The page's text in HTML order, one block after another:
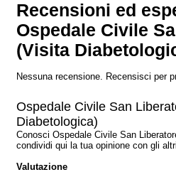
Recensioni ed
Ospedale Civile
(Visita
Nessuna recensione. Recensisci per
Ospedale Civile San
Diabetologica)
Conosci Ospedale Civile San
condividi qui la tua opinione con gli
Valutazione